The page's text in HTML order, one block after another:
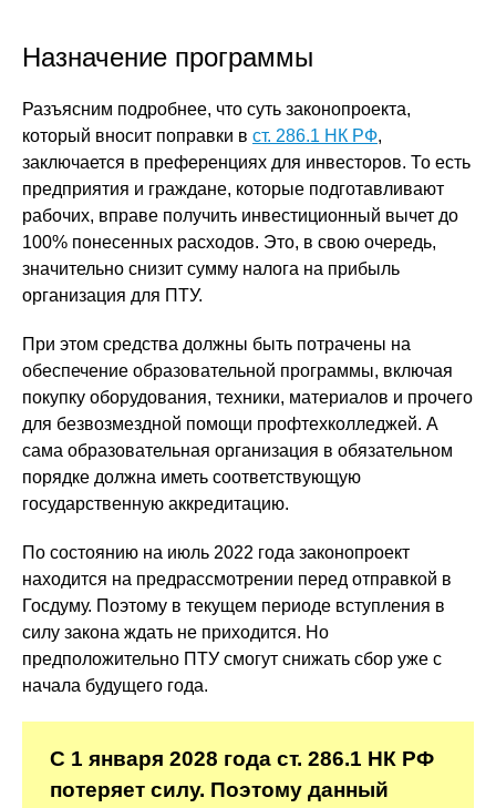
Назначение программы
Разъясним подробнее, что суть законопроекта,
который вносит поправки в ст. 286.1 НК РФ,
заключается в преференциях для инвесторов. То есть
предприятия и граждане, которые подготавливают
рабочих, вправе получить инвестиционный вычет до
100% понесенных расходов. Это, в свою очередь,
значительно снизит сумму налога на прибыль
организация для ПТУ.
При этом средства должны быть потрачены на
обеспечение образовательной программы, включая
покупку оборудования, техники, материалов и прочего
для безвозмездной помощи профтехколледжей. А
сама образовательная организация в обязательном
порядке должна иметь соответствующую
государственную аккредитацию.
По состоянию на июль 2022 года законопроект
находится на предрассмотрении перед отправкой в
Госдуму. Поэтому в текущем периоде вступления в
силу закона ждать не приходится. Но
предположительно ПТУ смогут снижать сбор уже с
начала будущего года.
С 1 января 2028 года ст. 286.1 НК РФ
потеряет силу. Поэтому данный